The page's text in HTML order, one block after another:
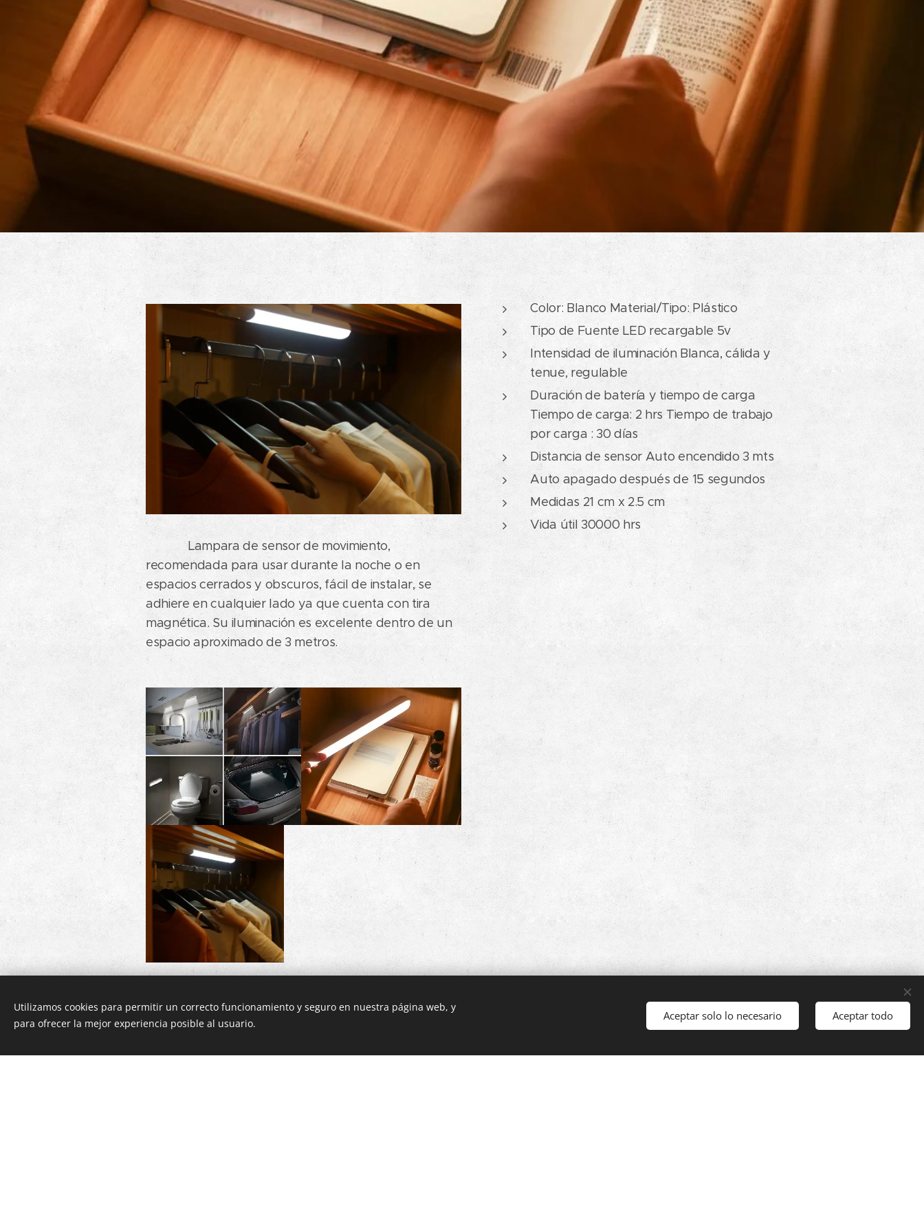
Lampara de sensor de movimiento,
recomendada para usar durante la noche o en
espacios cerrados y obscuros, fácil de instalar, se
adhiere en cualquier lado ya que cuenta con tira
magnética. Su iluminación es excelente dentro de un
espacio aproximado de 3 metros.
Color: Blanco Material/Tipo: Plástico
Tipo de Fuente LED recargable 5v
Intensidad de iluminación Blanca, cálida y
tenue, regulable
Duración de batería y tiempo de carga
Tiempo de carga: 2 hrs Tiempo de trabajo
por carga : 30 días
Distancia de sensor Auto encendido 3 mts
Auto apagado después de 15 segundos
Medidas 21 cm x 2.5 cm
Vida útil 30000 hrs
Utilizamos cookies para permitir un correcto funcionamiento y seguro en nuestra página web, y
para ofrecer la mejor experiencia posible al usuario.
Aceptar solo lo necesario Aceptar todo